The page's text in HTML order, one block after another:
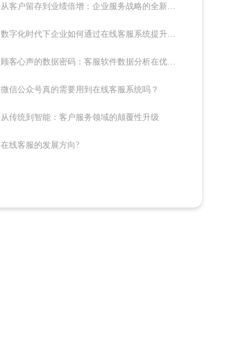
从客户留存到业绩倍增：企业服务战略的全新突破
数字化时代下企业如何通过在线客服系统提升客户互动效率
顾客心声的数据密码：客服软件数据分析在优化服务中的应用
微信公众号真的需要用到在线客服系统吗？
从传统到智能：客户服务领域的颠覆性升级
在线客服的发展方向?